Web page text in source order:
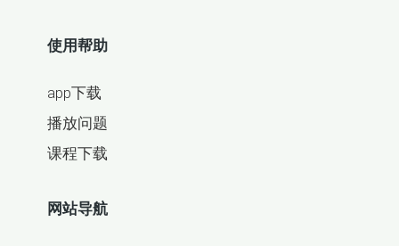
使用帮助
app下载
播放问题
课程下载
网站导航